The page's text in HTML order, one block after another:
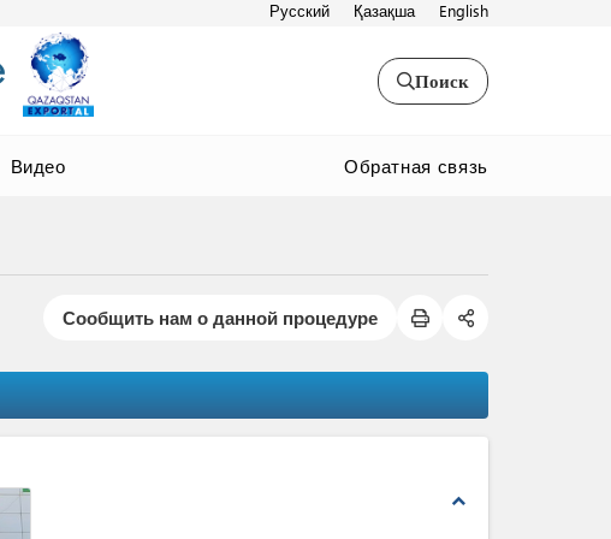
Русский Қазақша English
Поиск
Видео Обратная связь
Сообщить нам о данной процедуре
expand_less